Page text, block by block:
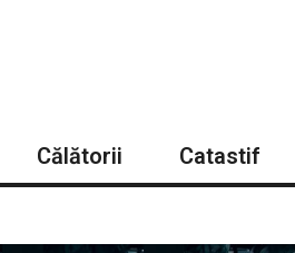
Călătorii Catastif